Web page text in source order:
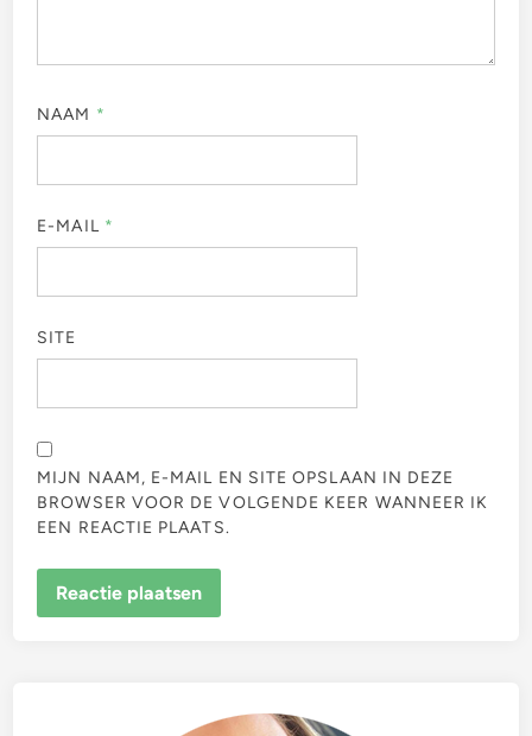
NAAM *
E-MAIL *
SITE
MIJN NAAM, E-MAIL EN SITE OPSLAAN IN DEZE
BROWSER VOOR DE VOLGENDE KEER WANNEER IK
EEN REACTIE PLAATS.